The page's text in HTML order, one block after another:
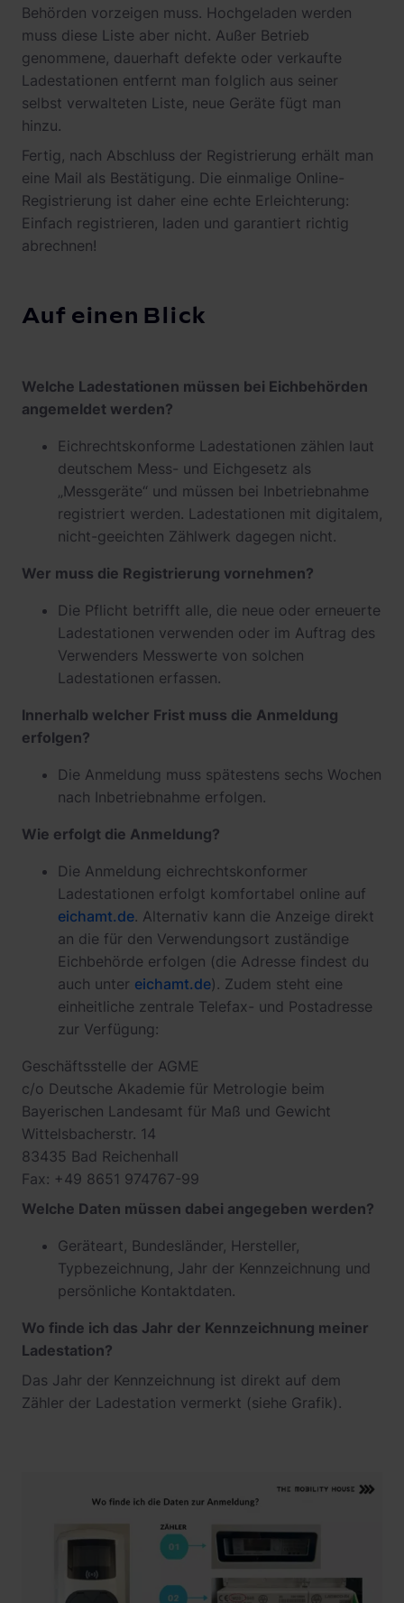
Behörden vorzeigen muss. Hochgeladen werden
muss diese Liste aber nicht. Außer Betrieb
genommene, dauerhaft defekte oder verkaufte
Ladestationen entfernt man folglich aus seiner
selbst verwalteten Liste, neue Geräte fügt man
hinzu.
Fertig, nach Abschluss der Registrierung erhält man
eine Mail als Bestätigung. Die einmalige Online-
Registrierung ist daher eine echte Erleichterung:
Einfach registrieren, laden und garantiert richtig
abrechnen!
Auf einen Blick
Welche Ladestationen müssen bei Eichbehörden
angemeldet werden?
Eichrechtskonforme Ladestationen zählen laut
deutschem Mess- und Eichgesetz als
„Messgeräte“ und müssen bei Inbetriebnahme
registriert werden. Ladestationen mit digitalem,
nicht-geeichten Zählwerk dagegen nicht.
Wer muss die Registrierung vornehmen?
Die Pflicht betrifft alle, die neue oder erneuerte
Ladestationen verwenden oder im Auftrag des
Verwenders Messwerte von solchen
Ladestationen erfassen.
Innerhalb welcher Frist muss die Anmeldung
erfolgen?
Die Anmeldung muss spätestens sechs Wochen
nach Inbetriebnahme erfolgen.
Wie erfolgt die Anmeldung?
Die Anmeldung eichrechtskonformer
Ladestationen erfolgt komfortabel online auf
eichamt.de. Alternativ kann die Anzeige direkt
an die für den Verwendungsort zuständige
Eichbehörde erfolgen (die Adresse findest du
auch unter eichamt.de). Zudem steht eine
einheitliche zentrale Telefax- und Postadresse
zur Verfügung:
Geschäftsstelle der AGME
c/o Deutsche Akademie für Metrologie beim
Bayerischen Landesamt für Maß und Gewicht
Wittelsbacherstr. 14
83435 Bad Reichenhall
Fax: +49 8651 974767-99
Welche Daten müssen dabei angegeben werden?
Geräteart, Bundesländer, Hersteller,
Typbezeichnung, Jahr der Kennzeichnung und
persönliche Kontaktdaten.
Wo finde ich das Jahr der Kennzeichnung meiner
Ladestation?
Das Jahr der Kennzeichnung ist direkt auf dem
Zähler der Ladestation vermerkt (siehe Grafik).